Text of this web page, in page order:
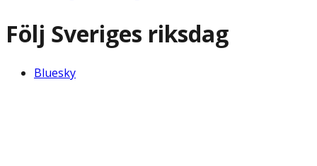
Följ Sveriges riksdag
Bluesky